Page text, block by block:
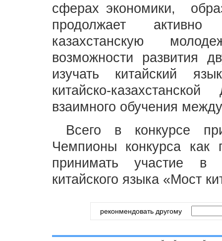
сферах экономики,
продолжает активно
казахстанскую
возможности развития
изучать китайский
китайско-
взаимного обучения
Всего в конкурсе
Чемпионы конкурса как
принимать участие в
китайского языка «Мост
реконмендовать другому